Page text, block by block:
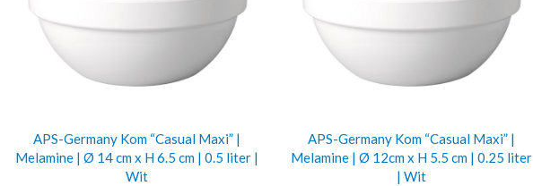
APS-Germany Kom “Casual Maxi” |
Melamine | Ø 14 cm x H 6.5 cm | 0.5 liter |
Wit
APS-Germany Kom “Casual Maxi” |
Melamine | Ø 12cm x H 5.5 cm | 0.25 liter
| Wit